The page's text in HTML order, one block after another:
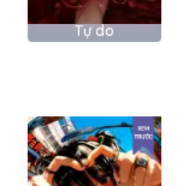
Tự do